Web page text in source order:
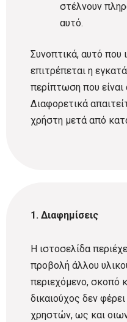
στέλνουν
αυτό.
Συνοπτικά, αυτό που
επιτρέπεται η
περίπτωση που
Διαφορετικά
χρήστη μετά από
1. Διαφημίσεις
Η ιστοσελίδα
προβολή άλλου
περιεχόμενο, σκοπό
δικαιούχος δεν
χρηστών, ως και